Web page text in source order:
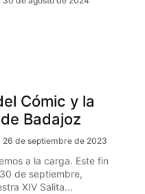
Cómic y la
Badajoz
26 de septiembre de 2023
a la carga. Este fin
de septiembre,
XIV Salita...